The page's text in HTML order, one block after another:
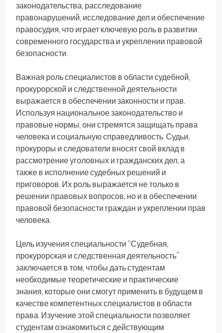
законодательства, расследование
правонарушений, исследование дел и обеспечение
правосудия, что играет ключевую роль в развитии
современного государства и укреплении правовой
безопасности.
Важная роль специалистов в области судебной,
прокурорской и следственной деятельности
выражается в обеспечении законности и прав.
Используя национальное законодательство и
правовые нормы, они стремятся защищать права
человека и социальную справедливость. Судьи,
прокуроры и следователи вносят свой вклад в
рассмотрение уголовных и гражданских дел, а
также в исполнение судебных решений и
приговоров. Их роль выражается не только в
решении правовых вопросов, но и в обеспечении
правовой безопасности граждан и укреплении прав
человека.
Цель изучения специальности “Судебная,
прокурорская и следственная деятельность”
заключается в том, чтобы дать студентам
необходимые теоретические и практические
знания, которые они смогут применить в будущем в
качестве компетентных специалистов в области
права. Изучение этой специальности позволяет
студентам ознакомиться с действующим